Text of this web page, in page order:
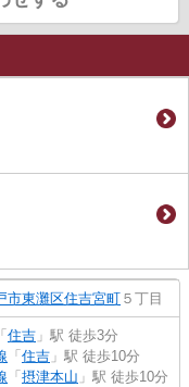
市東灘区住吉宮町 ５丁目
「 住吉 」駅 徒歩3分
「 住吉 」駅 徒歩10分
「 摂津本山 」駅 徒歩10分